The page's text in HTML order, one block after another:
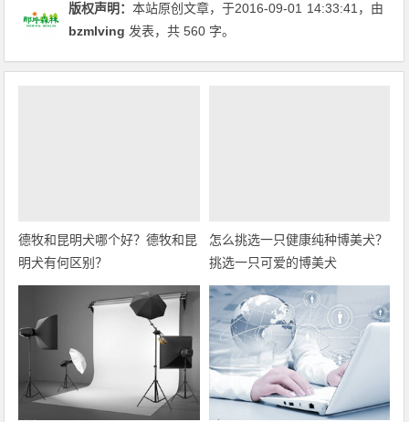
版权声明：本站原创文章，于2016-09-01 14:33:41 ，由
bzmlving 发表，共 560 字。
德牧和昆明犬哪个好？德牧和昆
明犬有何区别？
怎么挑选一只健康纯种博美犬？
挑选一只可爱的博美犬